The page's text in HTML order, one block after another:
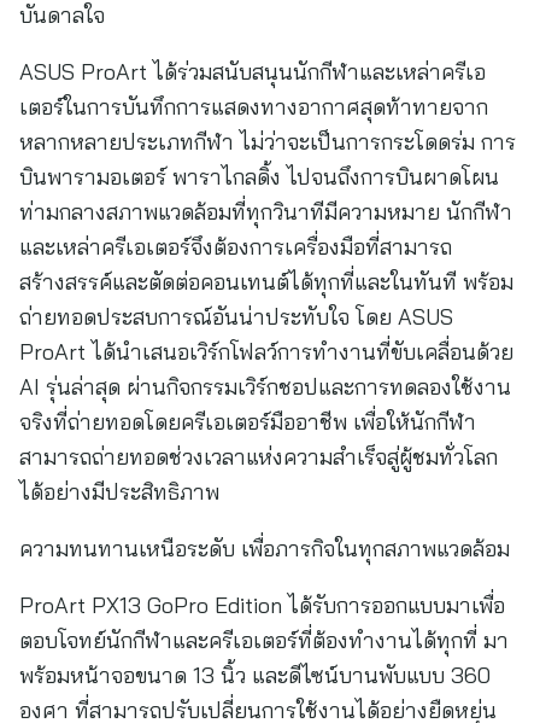
บันดาลใจ
ASUS ProArt ได้ร่วมสนับสนุนนักกีฬาและเหล่าครีเอ
เตอร์ในการบันทึกการแสดงทางอากาศสุดท้าทายจาก
หลากหลายประเภทกีฬา ไม่ว่าจะเป็นการกระโดดร่ม การ
บินพารามอเตอร์ พาราไกลดิ้ง ไปจนถึงการบินผาดโผน
ท่ามกลางสภาพแวดล้อมที่ทุกวินาทีมีความหมาย นักกีฬา
และเหล่าครีเอเตอร์จึงต้องการเครื่องมือที่สามารถ
สร้างสรรค์และตัดต่อคอนเทนต์ได้ทุกที่และในทันที พร้อม
ถ่ายทอดประสบการณ์อันน่าประทับใจ โดย ASUS
ProArt ได้นำเสนอเวิร์กโฟลว์การทำงานที่ขับเคลื่อนด้วย
AI รุ่นล่าสุด ผ่านกิจกรรมเวิร์กชอปและการทดลองใช้งาน
จริงที่ถ่ายทอดโดยครีเอเตอร์มืออาชีพ เพื่อให้นักกีฬา
สามารถถ่ายทอดช่วงเวลาแห่งความสำเร็จสู่ผู้ชมทั่วโลก
ได้อย่างมีประสิทธิภาพ
ความทนทานเหนือระดับ เพื่อภารกิจในทุกสภาพแวดล้อม
ProArt PX13 GoPro Edition ได้รับการออกแบบมาเพื่อ
ตอบโจทย์นักกีฬาและครีเอเตอร์ที่ต้องทำงานได้ทุกที่ มา
พร้อมหน้าจอขนาด 13 นิ้ว และดีไซน์บานพับแบบ 360
องศา ที่สามารถปรับเปลี่ยนการใช้งานได้อย่างยืดหยุ่น